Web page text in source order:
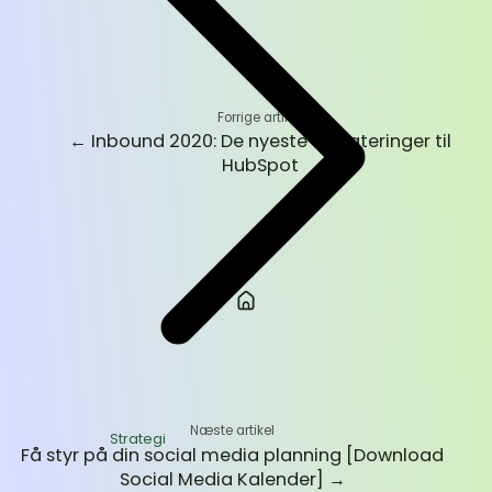
Strategi
Forrige artikel
← Inbound 2020: De nyeste opdateringer til
HubSpot
Næste artikel
Få styr på din social media planning [Download
Social Media Kalender] →